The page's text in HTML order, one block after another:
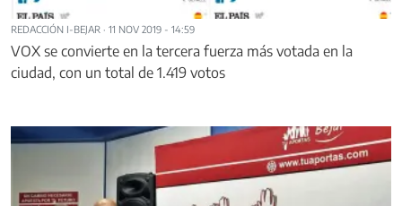
REDACCIÓN I-BEJAR · 11 NOV 2019 - 14:59
VOX se convierte en la tercera fuerza más votada en la
ciudad, con un total de 1.419 votos